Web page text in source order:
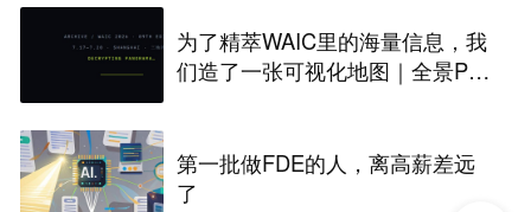
为了精萃WAIC里的海量信息，我
们造了一张可视化地图｜全景PA
第一批做FDE的人，离高薪差远
了